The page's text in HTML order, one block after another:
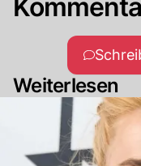
Weiterlesen